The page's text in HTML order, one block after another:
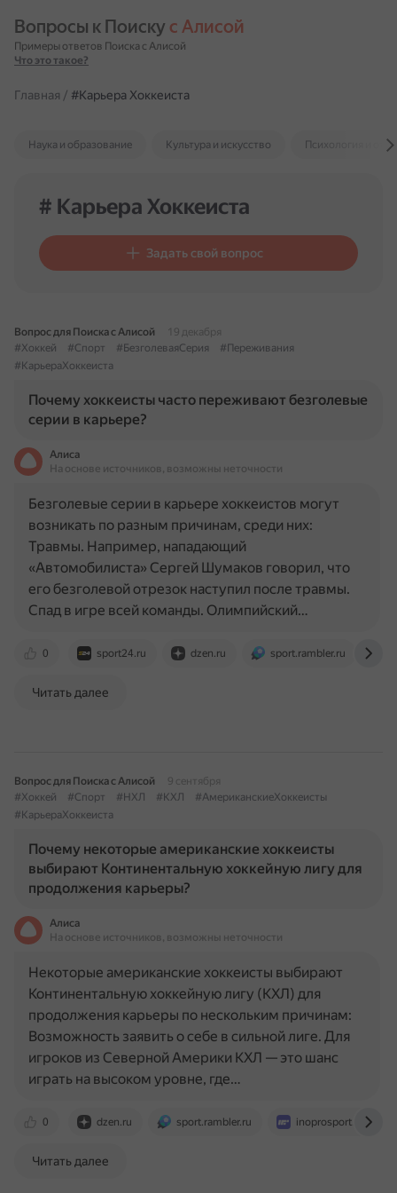
Вопросы к Поиску с Алисой
Примеры ответов Поиска с Алисой
Что это такое?
Главная / #Карьера Хоккеиста
Наука и образование Культура и искусство Психология и
# Карьера Хоккеиста
Задать свой вопрос
Вопрос для Поиска с Алисой
19 декабря
#Хоккей
#Спорт #БезголеваяСерия
#Переживания
#КарьераХоккеиста
Почему хоккеисты часто переживают безголевые
серии в карьере?
Алиса
На основе источников, возможны неточности
0 sport24.ru dzen.ru sport.rambler.ru
Безголевые серии в карьере хоккеистов могут
возникать по разным причинам, среди них:
Травмы. Например, нападающий
«Автомобилиста» Сергей Шумаков говорил, что
его безголевой отрезок наступил после травмы.
Спад в игре всей команды. Олимпийский…
Читать далее
Вопрос для Поиска с Алисой
9 сентября
#Хоккей
#Спорт #НХЛ #КХЛ
#АмериканскиеХоккеисты
#КарьераХоккеиста
Почему некоторые американские хоккеисты
выбирают Континентальную хоккейную лигу для
продолжения карьеры?
Алиса
На основе источников, возможны неточности
0 dzen.ru sport.rambler.ru inoprosport.ru
Некоторые американские хоккеисты выбирают
Континентальную хоккейную лигу (КХЛ) для
продолжения карьеры по нескольким причинам:
Возможность заявить о себе в сильной лиге. Для
игроков из Северной Америки КХЛ — это шанс
играть на высоком уровне, где…
Читать далее